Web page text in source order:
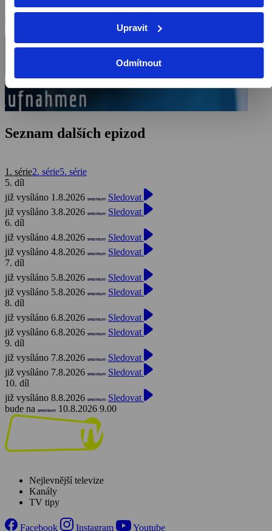
Upravit
Odmítnout
Seznam dalších epizod
1. série2. série5. série
5. díl
již vysíláno 1.8.2026
Sledovat
již vysíláno 3.8.2026
Sledovat
6. díl
již vysíláno 4.8.2026
Sledovat
již vysíláno 4.8.2026
Sledovat
7. díl
již vysíláno 5.8.2026
Sledovat
již vysíláno 5.8.2026
Sledovat
8. díl
již vysíláno 6.8.2026
Sledovat
již vysíláno 6.8.2026
Sledovat
9. díl
již vysíláno 7.8.2026
Sledovat
již vysíláno 7.8.2026
Sledovat
10. díl
již vysíláno 8.8.2026
Sledovat
bude na
10.8.2026 9.00
Nejlevnější televize
Kanály
TV tipy
Facebook Instagram Youtube